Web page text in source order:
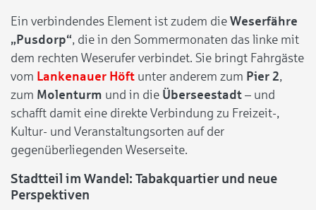
Ein verbindendes Element ist zudem die Weserfähre
„Pusdorp“, die in den Sommermonaten das linke mit
dem rechten Weserufer verbindet. Sie bringt Fahrgäste
vom Lankenauer Höft unter anderem zum Pier 2,
zum Molenturm und in die Überseestadt – und
schafft damit eine direkte Verbindung zu Freizeit-,
Kultur- und Veranstaltungsorten auf der
gegenüberliegenden Weserseite.
Stadtteil im Wandel: Tabakquartier und neue
Perspektiven